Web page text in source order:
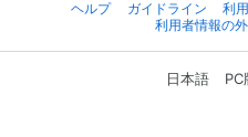
ヘルプ
ガイドライン 利
利用者情報の
日本語 PC